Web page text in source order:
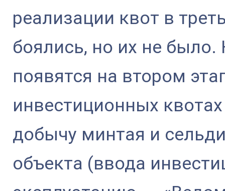
реализации квот в
боялись, но их не
появятся на втором
инвестиционных
добычу минтая и
объекта (ввода